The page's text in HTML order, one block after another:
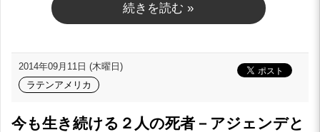
続きを読む »
2014年09月11日 (木曜日)
ラテンアメリカ
今も生き続ける２人の死者－アジェンデと